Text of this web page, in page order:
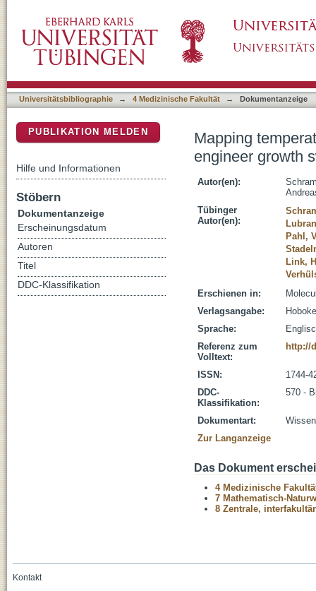
Escherichia coli
Universitätsbibliographie → 4 Medizinische Fakultät → Dokumentanzeige
Mapping
engineer growth
Autor(en):
Tübinger
Autor(en):
Pahl,
Link,
Erschienen in:
Verlagsangabe:
Sprache:
Referenz zum
Volltext:
http://
ISSN:
1744-
DDC-
Klassifikation:
570 -
Dokumentart:
Zur Langanzeige
Das Dokument
4 Medizinische
7 Mathematisch-
8 Zentrale,
PUBLIKATION MELDEN
Hilfe und Informationen
Stöbern
Dokumentanzeige
Erscheinungsdatum
Autoren
Titel
DDC-Klassifikation
Kontakt